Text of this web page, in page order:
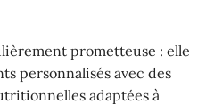
prometteuse : elle
personnalisés avec des
adaptées à